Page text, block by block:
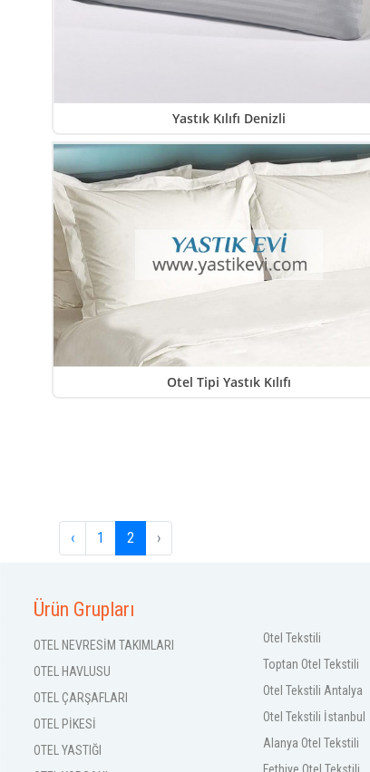
Yastık Kılıfı Denizli
Otel Tipi Yastık Kılıfı
‹ 1 2 ›
Ürün Grupları
OTEL NEVRESİM TAKIMLARI
OTEL HAVLUSU
OTEL ÇARŞAFLARI
OTEL PİKESİ
OTEL YASTIĞI
Otel Tekstili
Toptan Otel Tekstili
Otel Tekstili Antalya
Otel Tekstili İstanbul
Alanya Otel Tekstili
Fethiye Otel Tekstili